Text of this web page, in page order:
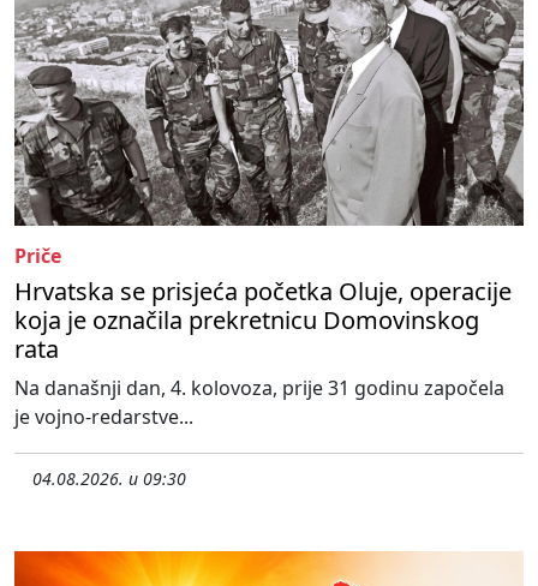
Priče
Hrvatska se prisjeća početka Oluje, operacije
koja je označila prekretnicu Domovinskog
rata
Na današnji dan, 4. kolovoza, prije 31 godinu započela
je vojno-redarstve...
04.08.2026. u 09:30